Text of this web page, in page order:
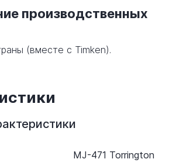
производственных
(вместе с Timken).
MJ-471 Torrington